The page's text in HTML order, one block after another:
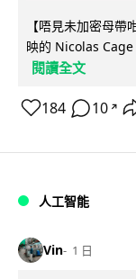
【唔見未加密母
映的 Nicolas
閱讀全文
184 10 ↗
人工智能
Vin 1 日